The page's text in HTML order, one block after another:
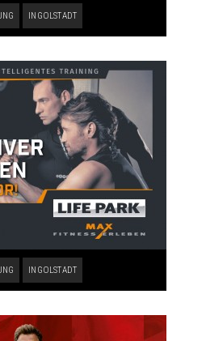
INGOLSTADT
INGOLSTADT